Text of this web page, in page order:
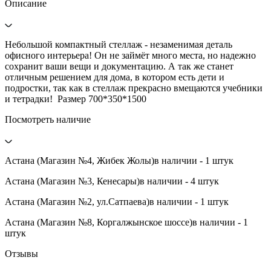
Описание
Небольшой компактный стеллаж - незаменимая деталь
офисного интерьера! Он не займёт много места, но надежно
сохранит ваши вещи и документацию. А так же станет
отличным решением для дома, в котором есть дети и
подростки, так как в стеллаж прекрасно вмещаются учебники
и тетрадки! Размер 700*350*1500
Посмотреть наличие
Астана (Магазин №4, Жибек Жолы)в наличии - 1 штук
Астана (Магазин №3, Кенесары)в наличии - 4 штук
Астана (Магазин №2, ул.Сатпаева)в наличии - 1 штук
Астана (Магазин №8, Коргалжынское шоссе)в наличии - 1
штук
Отзывы